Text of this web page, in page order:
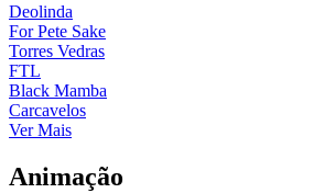
Deolinda
For Pete Sake
Torres Vedras
FTL
Black Mamba
Carcavelos
Ver Mais
Animação